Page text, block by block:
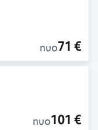
nuo71 €
nuo101 €